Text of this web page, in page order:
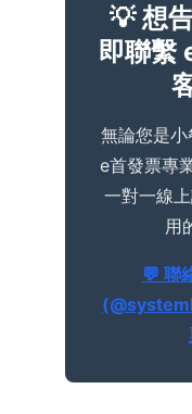
💡 想
即聯繫
無論您是小
e首發票專
一對一線
用
💬 聯